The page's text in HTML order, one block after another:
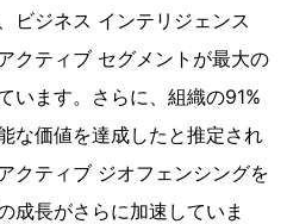
ビジネス インテリジェンス
クティブ セグメントが最大の
います。さらに、組織の91%
な価値を達成したと推定され
クティブ ジオフェンシングを
成長がさらに加速していま